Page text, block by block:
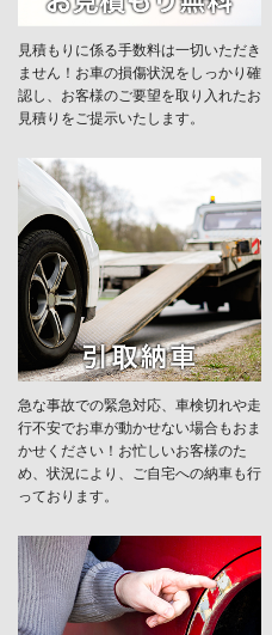
見積もりに係る手数料は一切いただき
ません！お車の損傷状況をしっかり確
認し、お客様のご要望を取り入れたお
見積りをご提示いたします。
急な事故での緊急対応、車検切れや走
行不安でお車が動かせない場合もおま
かせください！お忙しいお客様のた
め、状況により、ご自宅への納⾞も⾏
っております。